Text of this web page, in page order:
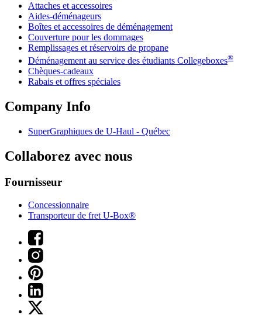
Attaches et accessoires
Aides-déménageurs
Boîtes et accessoires de déménagement
Couverture pour les dommages
Remplissages et réservoirs de propane
Déménagement au service des étudiants Collegeboxes®
Chèques-cadeaux
Rabais et offres spéciales
Company Info
SuperGraphiques de U-Haul - Québec
Collaborez avec nous
Fournisseur
Concessionnaire
Transporteur de fret U-Box®